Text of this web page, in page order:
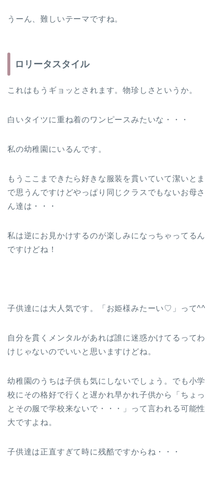
うーん、難しいテーマですね。
ロリータスタイル
これはもうギョッとされます。物珍しさというか。
白いタイツに重ね着のワンピースみたいな・・・
私の幼稚園にいるんです。
もうここまできたら好きな服装を貫いていて潔いとま
で思うんですけどやっぱり同じクラスでもないお母さ
ん達は・・・
私は逆にお見かけするのが楽しみになっちゃってるん
ですけどね！
子供達には大人気です。「お姫様みたーい♡」って^^
自分を貫くメンタルがあれば誰に迷惑かけてるってわ
けじゃないのでいいと思いますけどね。
幼稚園のうちは子供も気にしないでしょう。でも小学
校にその格好で行くと遅かれ早かれ子供から「ちょっ
とその服で学校来ないで・・・」って言われる可能性
大ですよね。
子供達は正直すぎて時に残酷ですからね・・・